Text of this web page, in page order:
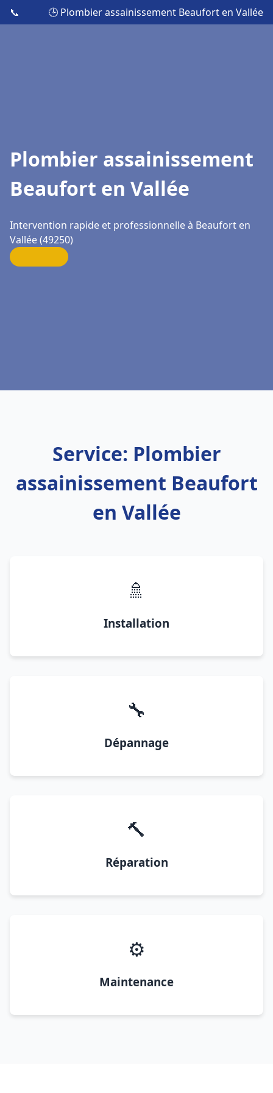
📞 🕒 Plombier assainissement Beaufort en Vallée
Plombier assainissement
Beaufort en Vallée
Intervention rapide et professionnelle à Beaufort en
Vallée (49250)
Service: Plombier
assainissement Beaufort
en Vallée
🚿
Installation
🔧
Dépannage
🔨
Réparation
⚙️
Maintenance